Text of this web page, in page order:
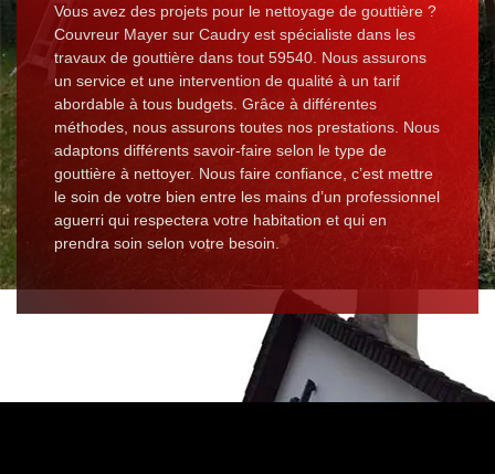
Vous avez des projets pour le nettoyage de gouttière ?
Couvreur Mayer sur Caudry est spécialiste dans les
travaux de gouttière dans tout 59540. Nous assurons
un service et une intervention de qualité à un tarif
abordable à tous budgets. Grâce à différentes
méthodes, nous assurons toutes nos prestations. Nous
adaptons différents savoir-faire selon le type de
gouttière à nettoyer. Nous faire confiance, c’est mettre
le soin de votre bien entre les mains d’un professionnel
aguerri qui respectera votre habitation et qui en
prendra soin selon votre besoin.